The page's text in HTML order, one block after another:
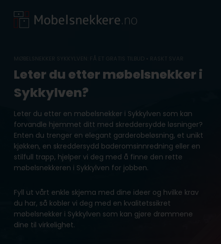
content
MØBELSNEKKER SYKKYLVEN: FÅ ET GRATIS TILBUD • RASKT SVAR
Leter du etter møbelsnekker i
Sykkylven?
Leter du etter en møbelsnekker i Sykkylven som kan
forvandle hjemmet ditt med skreddersydde løsninger?
Enten du trenger en elegant garderobeløsning, et unikt
kjøkken, en skreddersydd baderomsinnredning eller en
stilfull trapp, hjelper vi deg med å finne den rette
møbelsnekkeren i Sykkylven for jobben.
Fyll ut vårt enkle skjema med dine ideer og hvilke krav
du har, så kobler vi deg med en kvalitetssikret
møbelsnekker i Sykkylven som kan gjøre drømmene
dine til virkelighet.